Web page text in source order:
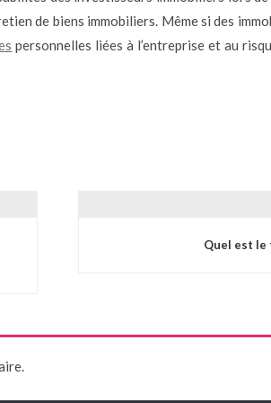
de biens immobiliers. Même si des
personnelles liées à l’entreprise et au
Quel est le